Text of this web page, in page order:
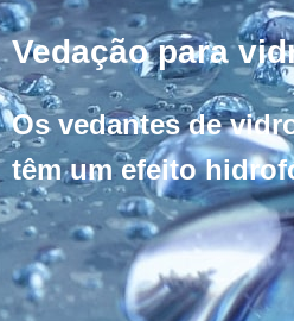
Vedação para
Os vedantes de
têm um efeito